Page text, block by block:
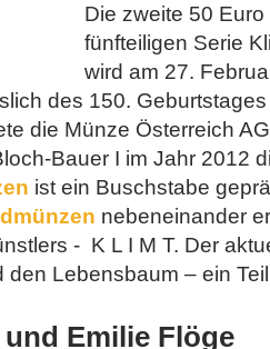
Die zweite 50
fünfteiligen Serie
wird am 27.
des 150.
die Münze Österreich
Bauer I im Jahr 2012
ist ein Buschstabe
nebeneinander
- K L I M T. Der
den Lebensbaum – ein
Emilie Flöge